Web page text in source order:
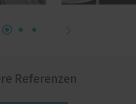
Referenzen